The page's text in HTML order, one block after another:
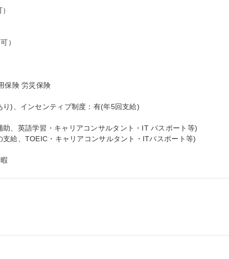
）
保険 労災保険
)、インセンティブ制度：有(年5回支給)
、英語学習・キャリアコンサルタント・IT パスポート等)
給、TOEIC・キャリアコンサルタント・ITパスポート等)